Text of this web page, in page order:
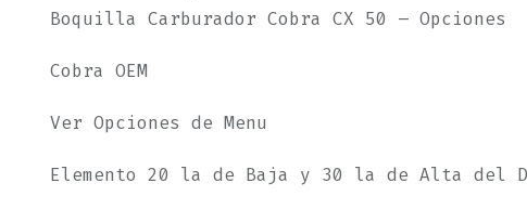
Boquilla Carburador Cobra CX 50 – Opciones
Cobra OEM
Ver Opciones de Menu
Elemento 20 la de Baja y 30 la de Alta del